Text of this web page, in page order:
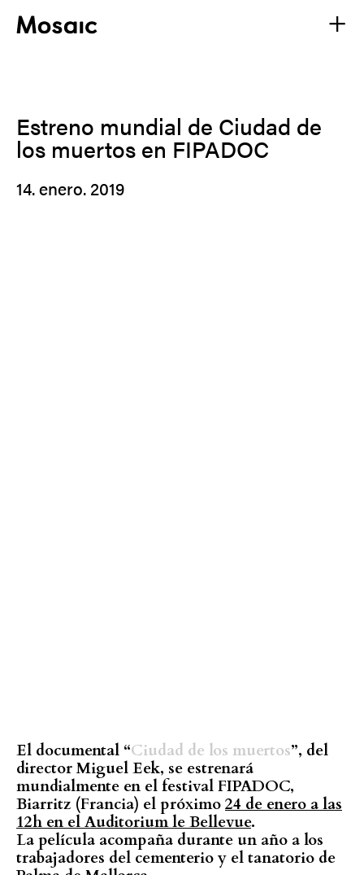
Estreno mundial de Ciudad de
los muertos en FIPADOC
14. enero. 2019
El documental “Ciudad de los muertos”, del
director Miguel Eek, se estrenará
mundialmente en el festival FIPADOC,
Biarritz (Francia) el próximo24 de enero a las
12h en el Auditorium le Bellevue.
La película acompaña durante un año a los
trabajadores del cementerio y el tanatorio de